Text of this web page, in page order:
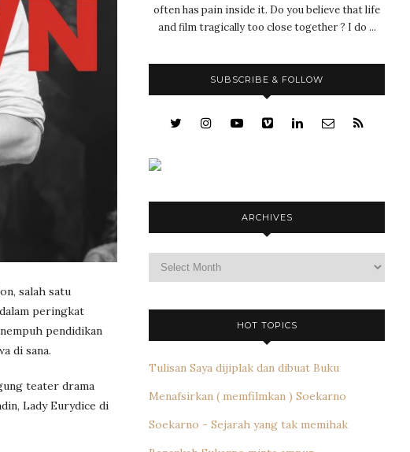
salah satu
peringkat
pendidikan
di sana.
teater drama
Lady Eurydice di
often has pain inside it. Do you believe that life
and film tragically too close together ? I do ...
SUBSCRIBE & FOLLOW
ARCHIVES
HOT TOPICS
Tulisan Saya dijiplak dan dibuat Buku
Menafsirkan ( memfilmkan ) Soekarno
Soekarno - Sejarah yang tak memihak